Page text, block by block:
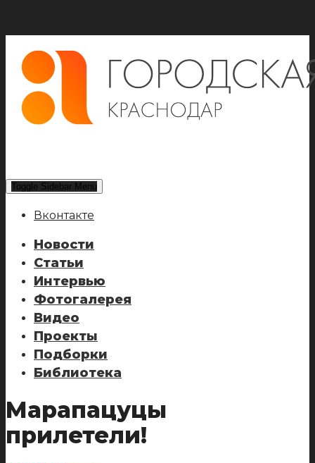
Toggle Sidebar Menu
Вконтакте
Новости
Статьи
Интервью
Фотогалерея
Видео
Проекты
Подборки
Библиотека
Марапацуцы
прилетели!